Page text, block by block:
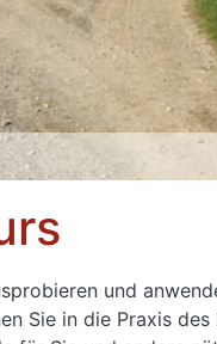
und
Sie in die Praxis